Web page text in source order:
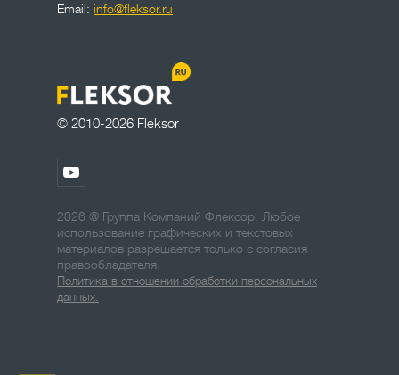
© 2010-2026 Fleksor
Email: info@fleksor.ru
2026 @ Группа Компаний Флексор. Любое
использование графических и текстовых
материалов разрешается только с согласия
правообладателя.
Политика в отношении обработки персональных
данных.